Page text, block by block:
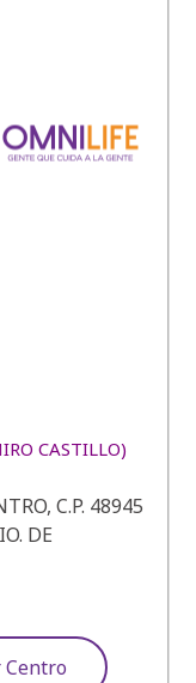
CASTILLO)
C.P. 48945
DE
Centro